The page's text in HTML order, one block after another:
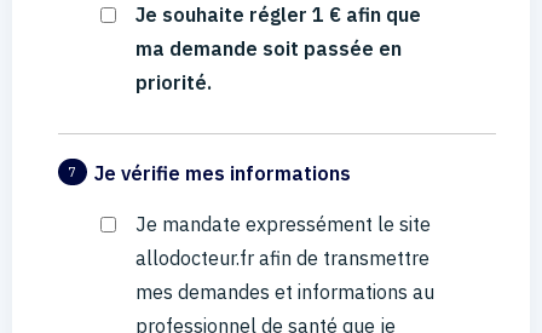
Je souhaite régler 1 € afin que
ma demande soit passée en
priorité.
7 Je vérifie mes informations
Je mandate expressément le site
allodocteur.fr afin de transmettre
mes demandes et informations au
professionnel de santé que je